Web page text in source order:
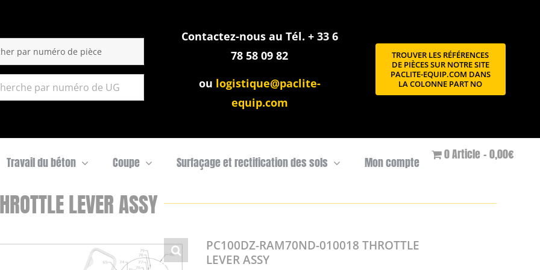
Contactez-nous au Tél. + 33 6
78 58 09 82
ou logistique@paclite-
equip.com
TROUVER LES RÉFÉRENCES
DE PIÈCES SUR NOTRE SITE
PACLITE-EQUIP.COM DANS
LA COLONNE PART NO
Travail du béton Coupe Surfaçage et rectification des sols Mon compte
0 Article 0,00€
LEVER ASSY
PC100DZ-RAM70ND-010018 THROTTLE
LEVER ASSY